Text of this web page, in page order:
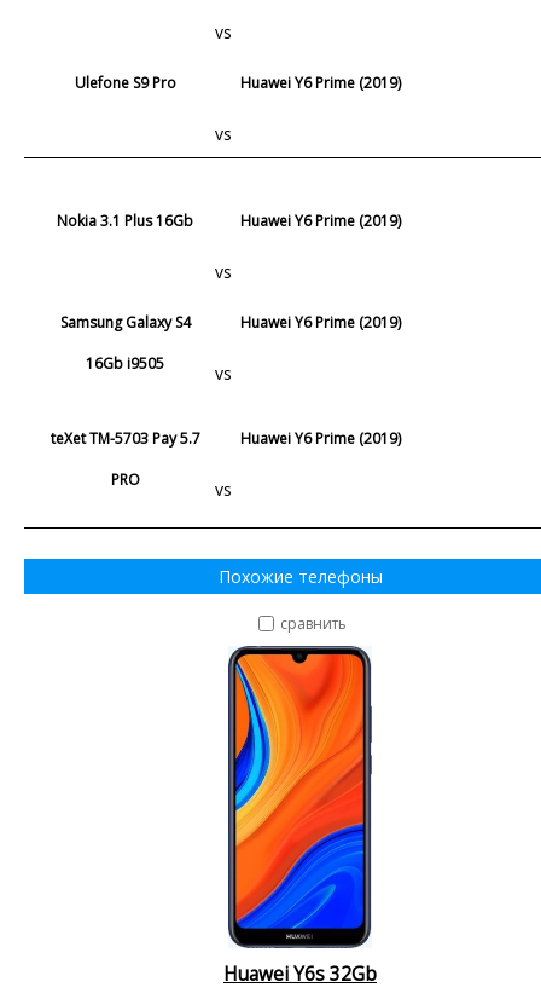
vs
Ulefone S9 Pro
vs
Huawei Y6 Prime (2019)
Nokia 3.1 Plus 16Gb
vs
Huawei Y6 Prime (2019)
Samsung Galaxy S4
16Gb i9505
vs
Huawei Y6 Prime (2019)
teXet TM-5703 Pay 5.7
PRO
vs
Huawei Y6 Prime (2019)
Похожие телефоны
сравнить
Huawei Y6s 32Gb